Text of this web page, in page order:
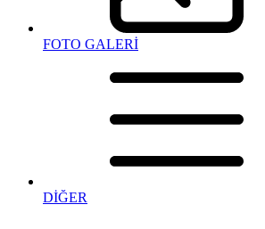
FOTO GALERİ
DİĞER